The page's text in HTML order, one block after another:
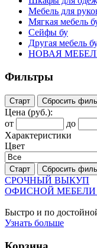
Мебель для
Мягкая мебель
Сейфы бу
Другая мебель
НОВАЯ
Фильтры
Старт Сбросить
Цена (руб.):
от
до
Характеристики
Цвет
Старт Сбросить
СРОЧНЫЙ ВЫКУП
ОФИСНОЙ МЕБЕЛИ
Быстро и по
Узнать больше